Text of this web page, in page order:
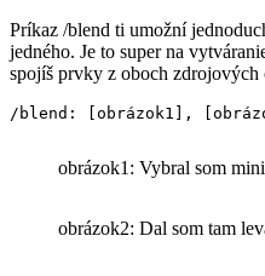
Príkaz /blend ti umožní
jedného. Je to super na
spojíš prvky z oboch zdrojových
/blend: [obrázok1],
obrázok1: Vybral som
obrázok2: Dal som tam